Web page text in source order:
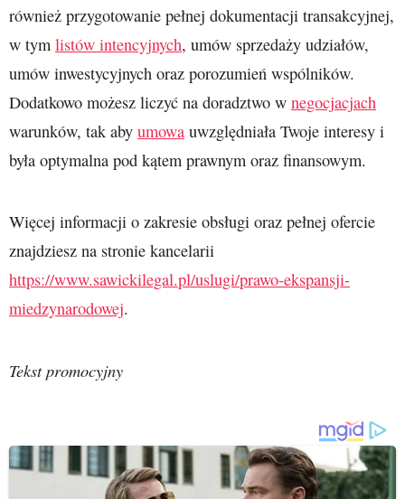
również przygotowanie pełnej dokumentacji transakcyjnej,
w tym listów intencyjnych, umów sprzedaży udziałów,
umów inwestycyjnych oraz porozumień wspólników.
Dodatkowo możesz liczyć na doradztwo w negocjacjach
warunków, tak aby umowa uwzględniała Twoje interesy i
była optymalna pod kątem prawnym oraz finansowym.
Więcej informacji o zakresie obsługi oraz pełnej ofercie
znajdziesz na stronie kancelarii
https://www.sawickilegal.pl/uslugi/prawo-ekspansji-
miedzynarodowej.
Tekst promocyjny